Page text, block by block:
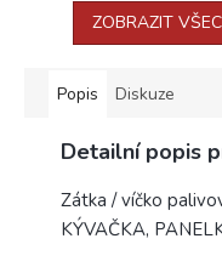
ZOBRAZIT
Popis Diskuze
Detailní popis
Zátka / víčko
KÝVAČKA,